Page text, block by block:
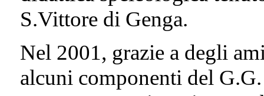
S.Vittore di Genga.
Nel 2001, grazie a degli
alcuni componenti del